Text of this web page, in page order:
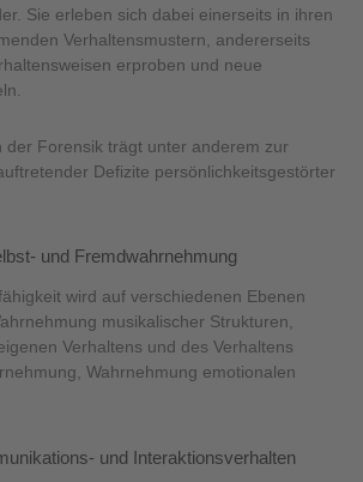
Sie erleben sich dabei einerseits in ihren
Verhaltensmustern, andererseits
erproben und neue
der Forensik trägt unter anderem zur
Defizite persönlichkeitsgestörter
und Fremdwahrnehmung
wird auf verschiedenen Ebenen
musikalischer Strukturen,
Verhaltens und des Verhaltens
Wahrnehmung emotionalen
und Interaktionsverhalten